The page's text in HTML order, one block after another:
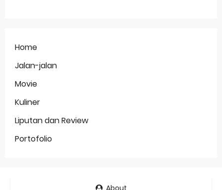
Home
Jalan-jalan
Movie
Kuliner
Liputan dan Review
Portofolio
About